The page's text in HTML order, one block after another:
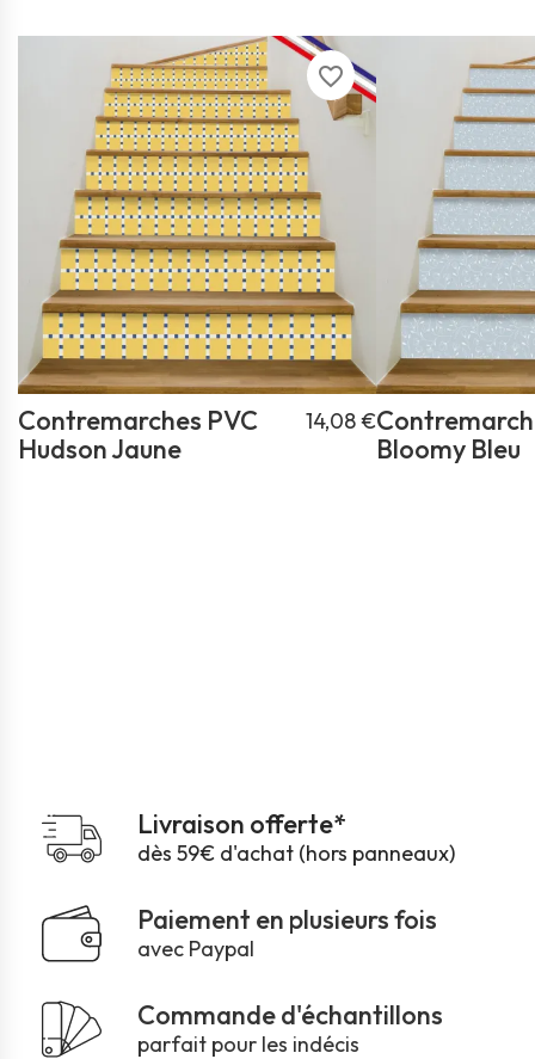
favorite_border
Contremarches PVC
Hudson Jaune
14,08 €
Bloomy Bleu
Livraison offerte*
dès 59€ d'achat (hors panneaux)
Paiement en plusieurs fois
avec Paypal
Commande d'échantillons
parfait pour les indécis